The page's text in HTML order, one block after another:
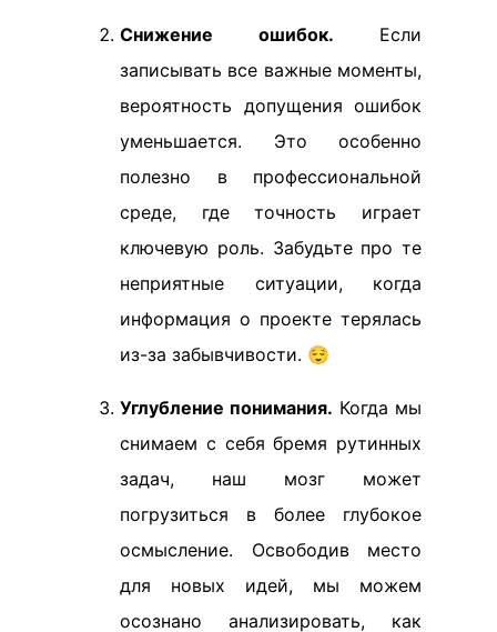
Снижение ошибок. Если
записывать все важные моменты,
вероятность допущения ошибок
уменьшается. Это особенно
полезно в профессиональной
среде, где точность играет
ключевую роль. Забудьте про те
неприятные ситуации, когда
информация о проекте терялась
из-за забывчивости. 😌
Углубление понимания. Когда мы
снимаем с себя бремя рутинных
задач, наш мозг может
погрузиться в более глубокое
осмысление. Освободив место
для новых идей, мы можем
осознано анализировать, как